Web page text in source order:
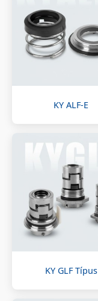
KY ALF-E
KY GLF Típus